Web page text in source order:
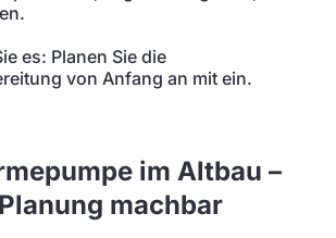
es: Planen Sie die
von Anfang an mit ein.
im Altbau –
machbar